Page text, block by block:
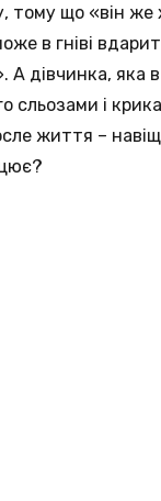
тому що «він же
в гніві
А дівчинка, яка
сльозами і
життя –